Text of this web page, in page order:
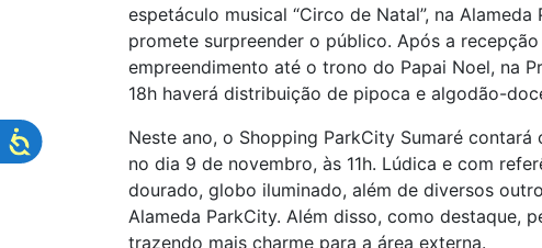
espetáculo musical “Circo de Natal”, na
promete surpreender o público. Após a
empreendimento até o trono do Papai Noel, na
18h haverá distribuição de pipoca e algodão-
Neste ano, o Shopping ParkCity Sumaré
no dia 9 de novembro, às 11h. Lúdica e com
dourado, globo iluminado, além de diversos
Alameda ParkCity. Além disso, como destaque,
trazendo mais charme para a área externa.